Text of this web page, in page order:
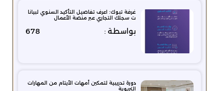
غرفة تبوك: اعرف تفاصيل التأكيد السنوي لبيانا
ت سجلك التجاري عبر منصة الأعمال
بواسطة : 678
دورة تدريبية لتمكين أمهات الأيتام من المهارات
التربوية